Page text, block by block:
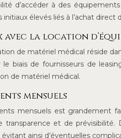
d’accéder à des
élevés liés à l’achat direct
la location
de matériel médical réside
biais de fournisseurs de
de matériel médical.
mensuels
mensuels est grandement
transparence et de
ainsi d’éventuelles